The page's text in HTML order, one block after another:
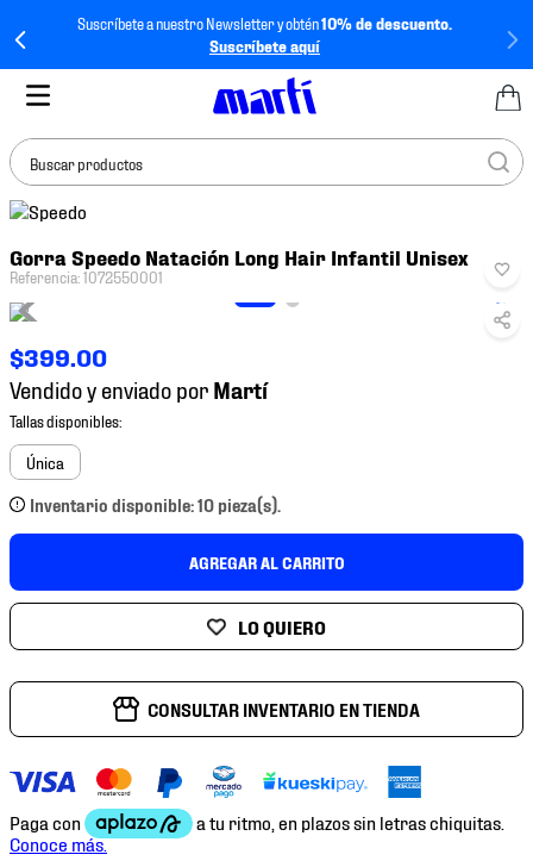
Suscríbete a nuestro Newsletter y obtén10% de descuento.
Suscríbete aquí
Buscar productos
Gorra Speedo Natación Long Hair Infantil Unisex
Referencia:1072550001
$399.00
Vendido y enviado por
Única
Inventario disponible: 10 pieza(s).
AGREGAR AL CARRITO
CONSULTAR INVENTARIO EN TIENDA
BUSCADOS
tenis
4.
tenis futbol
5.
mochila
6.
jersey
8.
chivas